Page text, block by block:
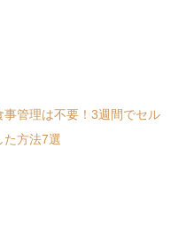
管理は不要！3週間でセル
た方法7選